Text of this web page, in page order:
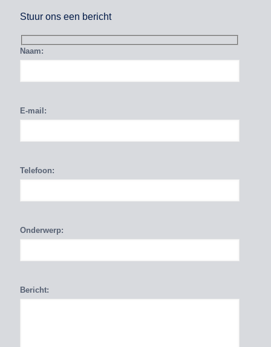
Stuur ons een bericht
Naam:
E-mail:
Telefoon:
Onderwerp:
Bericht: